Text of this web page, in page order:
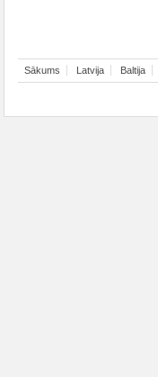
Sākums Latvija Baltija